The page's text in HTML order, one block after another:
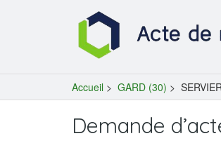
Accueil > GARD (30) >
Demande